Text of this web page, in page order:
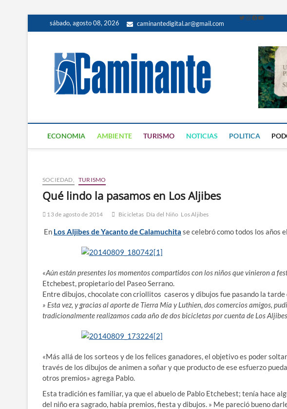
sábado, agosto 08, 2026 caminantedigital.ar@gmail.com
PERIÓDICO DIGITAL
ECONOMIA AMBIENTE TURISMO NOTICIAS POLITICA
SOCIEDAD, TURISMO
Qué lindo la pasamos en Los Aljibes
13 de agosto de 2014 Bicicletas Día del Niño Los Aljibes
En Los Aljibes de Yacanto de Calamuchita se celebró como todos los años
«Aún están presentes los momentos compartidos con los niños que vinieron a
Etchebest, propietario del Paseo Serrano.
Entre dibujos, chocolate con criollitos caseros y dibujos fue pasando la tarde
» Esta vez, y gracias al aporte de Tierra Mía y Luthien, dos comercios amigos,
tradicionalmente realizamos cada año de dos bicicletas por cuenta de Los
«Más allá de los sorteos y de los felices ganadores, el objetivo es poder
través de los dibujos de animen a soñar y que producto de ese esfuerzo
otros premios» agrega Pablo.
Esta tradición es familiar, ya que el abuelo de Pablo Etchebest; tenía hace
del niño era sagrado, había premios, fiesta y dibujos. » Me pareció bueno